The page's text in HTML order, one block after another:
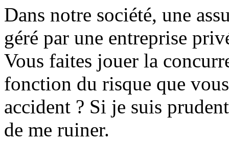
Dans notre société, une
géré par une entreprise
Vous faites jouer la
fonction du risque que
accident ? Si je suis
de me ruiner.